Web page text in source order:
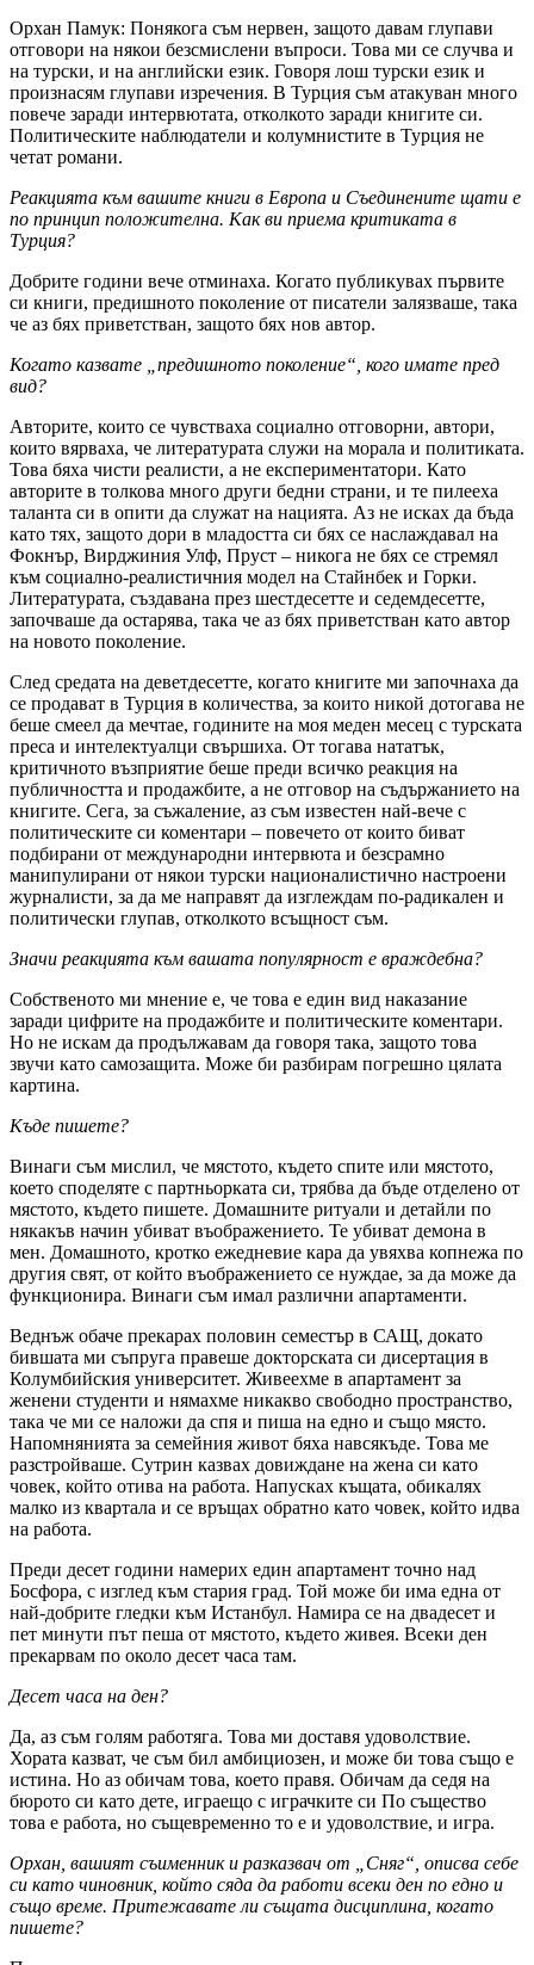
Орхан Памук: Понякога съм нервен, защото давам глупави
отговори на някои безсмислени въпроси. Това ми се случва и
на турски, и на английски език. Говоря лош турски език и
произнасям глупави изречения. В Турция съм атакуван много
повече заради интервютата, отколкото заради книгите си.
Политическите наблюдатели и колумнистите в Турция не
четат романи.
Реакцията към вашите книги в Европа и Съединените щати е
по принцип положителна. Как ви приема критиката в
Турция?
Добрите години вече отминаха. Когато публикувах първите
си книги, предишното поколение от писатели залязваше, така
че аз бях приветстван, защото бях нов автор.
Когато казвате „предишното поколение“, кого имате пред
вид?
Авторите, които се чувстваха социално отговорни, автори,
които вярваха, че литературата служи на морала и политиката.
Това бяха чисти реалисти, а не експериментатори. Като
авторите в толкова много други бедни страни, и те пилееха
таланта си в опити да служат на нацията. Аз не исках да бъда
като тях, защото дори в младостта си бях се наслаждавал на
Фокнър, Вирджиния Улф, Пруст – никога не бях се стремял
към социално-реалистичния модел на Стайнбек и Горки.
Литературата, създавана през шестдесетте и седемдесетте,
започваше да остарява, така че аз бях приветстван като автор
на новото поколение.
След средата на деветдесетте, когато книгите ми започнаха да
се продават в Турция в количества, за които никой дотогава не
беше смеел да мечтае, годините на моя меден месец с турската
преса и интелектуалци свършиха. От тогава нататък,
критичното възприятие беше преди всичко реакция на
публичността и продажбите, а не отговор на съдържанието на
книгите. Сега, за съжаление, аз съм известен най-вече с
политическите си коментари – повечето от които биват
подбирани от международни интервюта и безсрамно
манипулирани от някои турски националистично настроени
журналисти, за да ме направят да изглеждам по-радикален и
политически глупав, отколкото всъщност съм.
Значи реакцията към вашата популярност е враждебна?
Собственото ми мнение е, че това е един вид наказание
заради цифрите на продажбите и политическите коментари.
Но не искам да продължавам да говоря така, защото това
звучи като самозащита. Може би разбирам погрешно цялата
картина.
Къде пишете?
Винаги съм мислил, че мястото, където спите или мястото,
което споделяте с партньорката си, трябва да бъде отделено от
мястото, където пишете. Домашните ритуали и детайли по
някакъв начин убиват въображението. Те убиват демона в
мен. Домашното, кротко ежедневие кара да увяхва копнежа по
другия свят, от който въображението се нуждае, за да може да
функционира. Винаги съм имал различни апартаменти.
Веднъж обаче прекарах половин семестър в САЩ, докато
бившата ми съпруга правеше докторската си дисертация в
Колумбийския университет. Живеехме в апартамент за
женени студенти и нямахме никакво свободно пространство,
така че ми се наложи да спя и пиша на едно и също място.
Напомнянията за семейния живот бяха навсякъде. Това ме
разстройваше. Сутрин казвах довиждане на жена си като
човек, който отива на работа. Напусках къщата, обикалях
малко из квартала и се връщах обратно като човек, който идва
на работа.
Преди десет години намерих един апартамент точно над
Босфора, с изглед към стария град. Той може би има една от
най-добрите гледки към Истанбул. Намира се на двадесет и
пет минути път пеша от мястото, където живея. Всеки ден
прекарвам по около десет часа там.
Десет часа на ден?
Да, аз съм голям работяга. Това ми доставя удоволствие.
Хората казват, че съм бил амбициозен, и може би това също е
истина. Но аз обичам това, което правя. Обичам да седя на
бюрото си като дете, играещо с играчките си По същество
това е работа, но същевременно то е и удоволствие, и игра.
Орхан, вашият съименник и разказвач от „Сняг“, описва себе
си като чиновник, който сяда да работи всеки ден по едно и
също време. Притежавате ли същата дисциплина, когато
пишете?